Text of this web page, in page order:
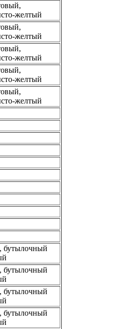
желтый
желтый
желтый
желтый
желтый
бутылочный
бутылочный
бутылочный
бутылочный